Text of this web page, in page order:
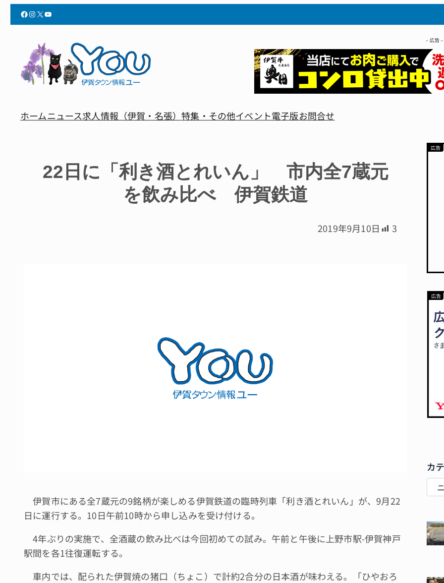
Facebook InstagramX YouTube
– 広告 –
ホームニュース求人情報（伊賀・名張）特集・その他イベント電子版お問合せ
22日に「利き酒とれいん」 市内全7蔵元
を飲み比べ 伊賀鉄道
2019年9月10日 3
伊賀市にある全7蔵元の9銘柄が楽しめる伊賀鉄道の臨時列車「利き酒とれいん」が、9月22
日に運行する。10日午前10時から申し込みを受け付ける。
4年ぶりの実施で、全酒蔵の飲み比べは今回初めての試み。午前と午後に上野市駅-伊賀神戸
駅間を各1往復運転する。
車内では、配られた伊賀焼の猪口（ちょこ）で計約2合分の日本酒が味わえる。「ひやおろ
カ